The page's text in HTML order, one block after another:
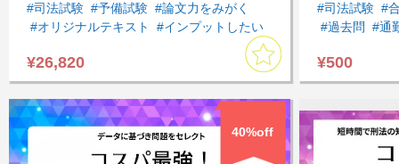
#司法試験 #予備試験 #論文力をみがく
#オリジナルテキスト
#インプットしたい
#民事訴訟法
#商法・会社法
#刑事訴訟法 #論文対策 #基本７科目
#論文の書き方基礎
¥26,820
#司法試験 #
#過去問
#通
#民法
#行政法 #刑
#司法試験過
¥500
40%off